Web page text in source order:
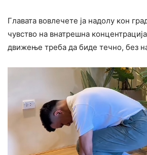
Главата вовлечете ја надолу кон
чувство на внатрешна
движење треба да биде течно, без